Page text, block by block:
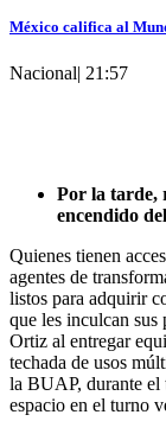
México califica al
Nacional| 21:57
Por la tarde,
encendido
Quienes tienen
agentes de
listos para adquirir
que les inculcan sus
Ortiz al entregar
techada de usos
la BUAP, durante el
espacio en el turno